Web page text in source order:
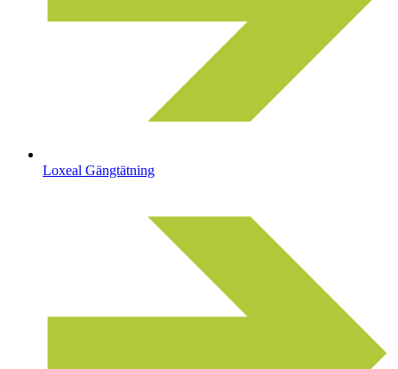
Loxeal Gängtätning